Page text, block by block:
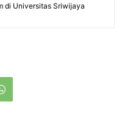
di Universitas Sriwijaya